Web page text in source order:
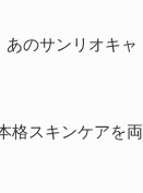
のサンリオキャ
格スキンケアを両